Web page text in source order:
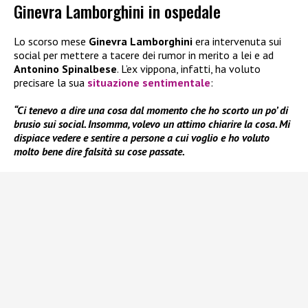
Ginevra Lamborghini in ospedale
Lo scorso mese Ginevra Lamborghini era intervenuta sui
social per mettere a tacere dei rumor in merito a lei e ad
Antonino Spinalbese. L’ex vippona, infatti, ha voluto
precisare la sua situazione sentimentale:
“Ci tenevo a dire una cosa dal momento che ho scorto un po’ di
brusio sui social. Insomma, volevo un attimo chiarire la cosa. Mi
dispiace vedere e sentire a persone a cui voglio e ho voluto
molto bene dire falsità su cose passate.